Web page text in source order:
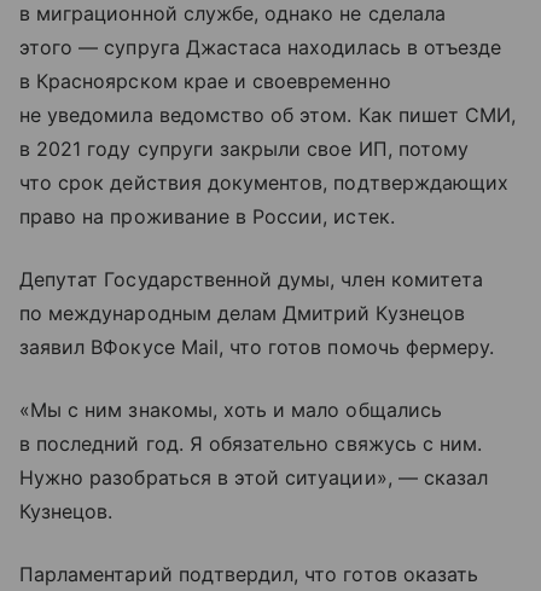
в миграционной службе, однако не сделала
этого — супруга Джастаса находилась в отъезде
в Красноярском крае и своевременно
не уведомила ведомство об этом. Как пишет СМИ,
в 2021 году супруги закрыли свое ИП, потому
что срок действия документов, подтверждающих
право на проживание в России, истек.
Депутат Государственной думы, член комитета
по международным делам Дмитрий Кузнецов
заявил ВФокусе Mail, что готов помочь фермеру.
«Мы с ним знакомы, хоть и мало общались
в последний год. Я обязательно свяжусь с ним.
Нужно разобраться в этой ситуации», — сказал
Кузнецов.
Парламентарий подтвердил, что готов оказать